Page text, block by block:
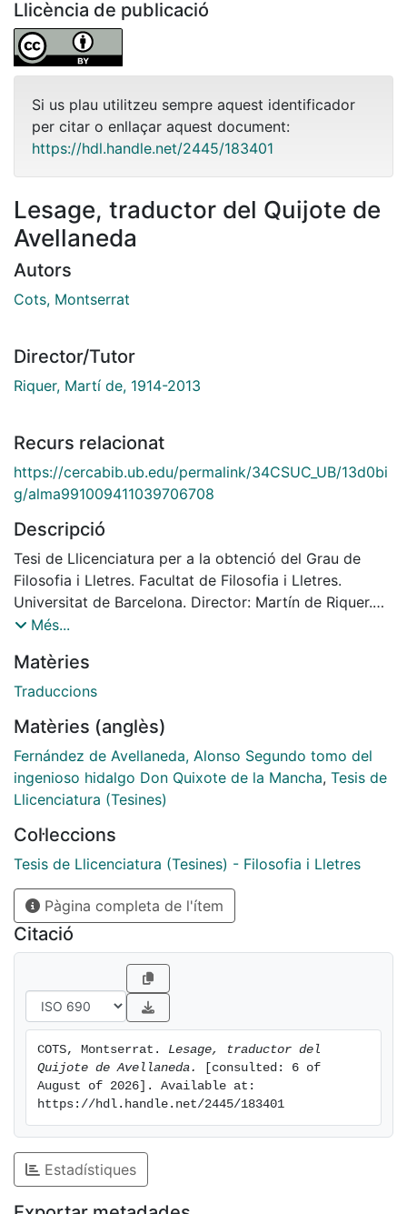
Llicència de publicació
Si us plau utilitzeu sempre aquest identificador
per citar o enllaçar aquest document:
https://hdl.handle.net/2445/183401
Lesage, traductor del Quijote de
Avellaneda
Autors
Cots, Montserrat
Director/Tutor
Riquer, Martí de, 1914-2013
Recurs relacionat
https://cercabib.ub.edu/permalink/34CSUC_UB/13d0bi
g/alma991009411039706708
Descripció
Tesi de Llicenciatura per a la obtenció del Grau de
Filosofia i Lletres. Facultat de Filosofia i Lletres.
Universitat de Barcelona. Director: Martín de Riquer.
Juny1968.
Més...
Matèries
Traduccions
Matèries (anglès)
Fernández de Avellaneda, Alonso Segundo tomo del
ingenioso hidalgo Don Quixote de la Mancha, Tesis de
Llicenciatura (Tesines)
Col·leccions
Tesis de Llicenciatura (Tesines) - Filosofia i Lletres
Pàgina completa de l'ítem
Citació
COTS, Montserrat. Lesage, traductor del
Quijote de Avellaneda.
[consulted: 6 of
August of 2026]. Available at:
https://hdl.handle.net/2445/183401
Estadístiques